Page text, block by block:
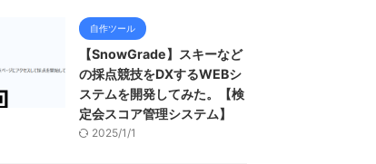
自作ツール
【SnowGrade】スキーなど
の採点競技をDXするWEBシ
ステムを開発してみた。【検
定会スコア管理システム】
2025/1/1